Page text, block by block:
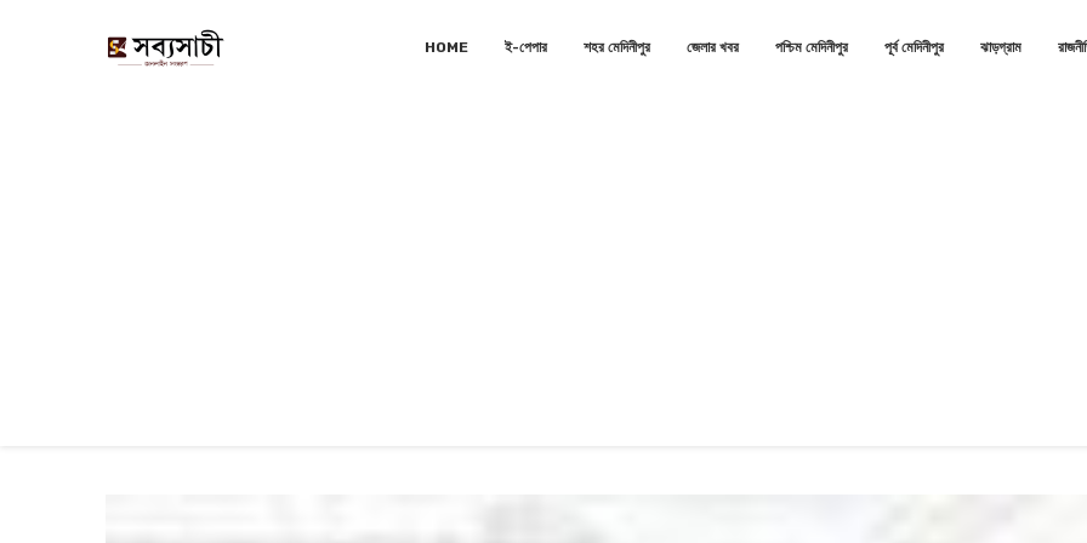
HOME ই-পেপার শহর মেদিনীপুর জেলার খবর পশ্চিম মেদিনীপুর পূর্ব মেদিনীপুর ঝাড়গ্রাম